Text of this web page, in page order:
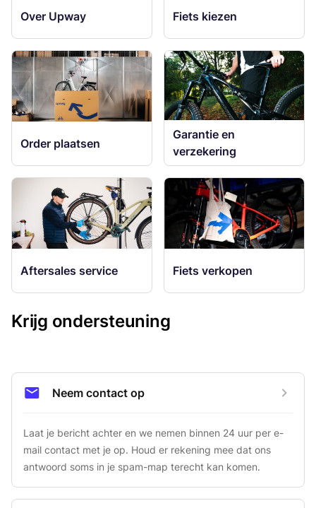
Over Upway Fiets kiezen
Order plaatsen
Garantie en
verzekering
Aftersales service Fiets verkopen
Krijg ondersteuning
Neem contact op
Laat je bericht achter en we nemen binnen 24 uur per e-
mail contact met je op. Houd er rekening mee dat ons
antwoord soms in je spam-map terecht kan komen.